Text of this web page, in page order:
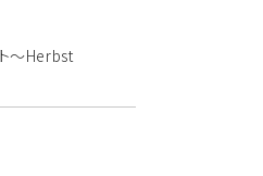
～Herbst